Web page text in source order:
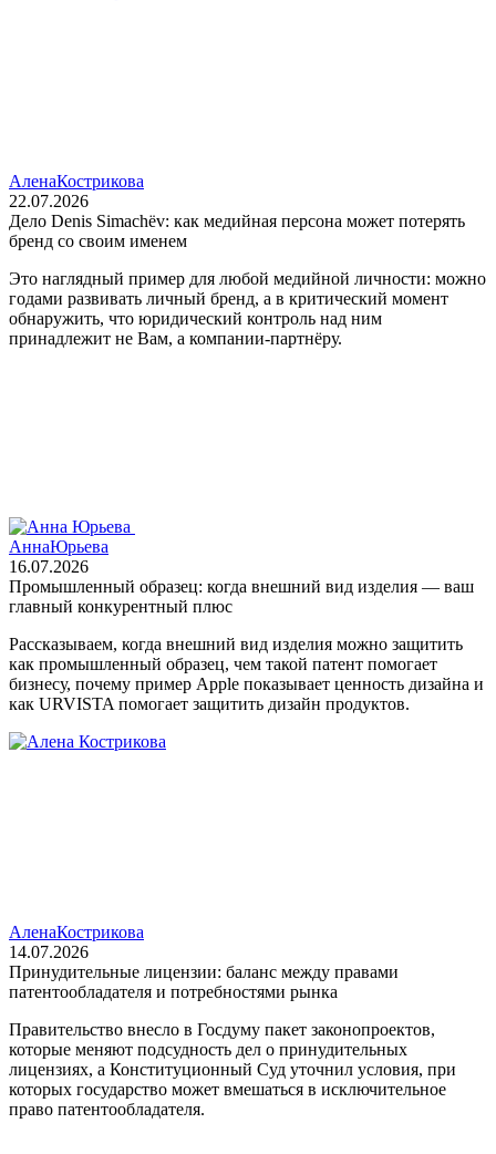
АленаКострикова
22.07.2026
Дело Denis Simachëv: как медийная персона может потерять
бренд со своим именем
Это наглядный пример для любой медийной личности: можно
годами развивать личный бренд, а в критический момент
обнаружить, что юридический контроль над ним
принадлежит не Вам, а компании‑партнёру.
АннаЮрьева
16.07.2026
Промышленный образец: когда внешний вид изделия — ваш
главный конкурентный плюс
Рассказываем, когда внешний вид изделия можно защитить
как промышленный образец, чем такой патент помогает
бизнесу, почему пример Apple показывает ценность дизайна и
как URVISTA помогает защитить дизайн продуктов.
АленаКострикова
14.07.2026
Принудительные лицензии: баланс между правами
патентообладателя и потребностями рынка
Правительство внесло в Госдуму пакет законопроектов,
которые меняют подсудность дел о принудительных
лицензиях, а Конституционный Суд уточнил условия, при
которых государство может вмешаться в исключительное
право патентообладателя.